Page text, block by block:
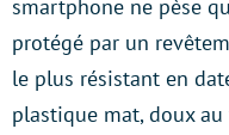
smartphone ne pèse
protégé par un
le plus résistant en
plastique mat, doux